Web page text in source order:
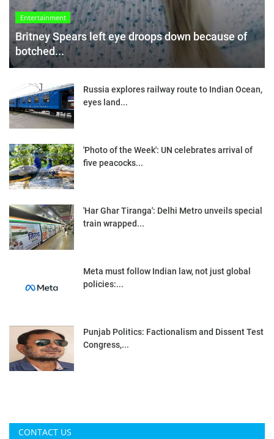
Entertainment
Britney Spears left eye droops down because of
botched...
Russia explores railway route to Indian Ocean,
eyes land...
'Photo of the Week': UN celebrates arrival of
five peacocks...
'Har Ghar Tiranga': Delhi Metro unveils special
train wrapped...
Meta must follow Indian law, not just global
policies:...
Punjab Politics: Factionalism and Dissent Test
Congress,...
CONTACT US